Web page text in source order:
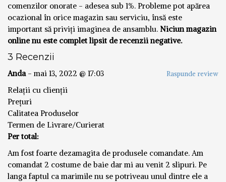
comenzilor onorate - adesea sub 1%. Probleme pot apărea
ocazional în orice magazin sau serviciu, însă este
important să priviți imaginea de ansamblu. Niciun magazin
online nu este complet lipsit de recenzii negative.
3 Recenzii
Anda- mai 13, 2022 @ 17:03 Raspunde review
Relații cu clienții
Prețuri
Calitatea Produselor
Termen de Livrare/Curierat
Per total:
Am fost foarte dezamagita de produsele comandate. Am
comandat 2 costume de baie dar mi au venit 2 slipuri. Pe
langa faptul ca marimile nu se potriveau unul dintre ele a